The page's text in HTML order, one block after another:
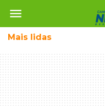
menu
Mais lidas